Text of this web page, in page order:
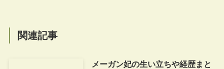
関連記事
メーガン妃の生い立ちや経歴まと